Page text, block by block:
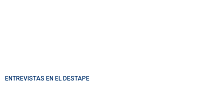
ENTREVISTAS EN EL DESTAPE